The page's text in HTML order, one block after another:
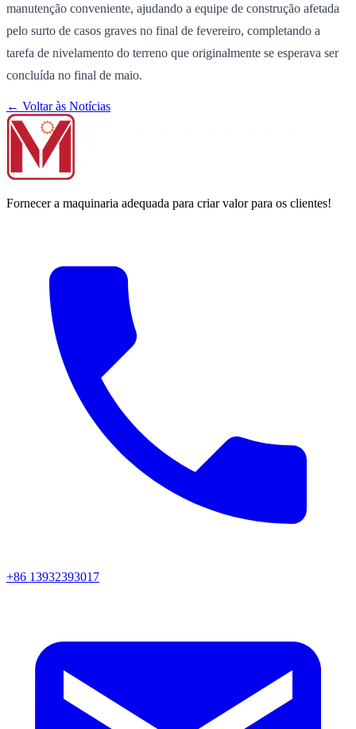
manutenção conveniente, ajudando a equipe de construção afetada
pelo surto de casos graves no final de fevereiro, completando a
tarefa de nivelamento do terreno que originalmente se esperava ser
concluída no final de maio.
← Voltar às Notícias
Fornecer a maquinaria adequada para criar valor para os clientes!
+86 13932393017